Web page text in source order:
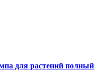
для растений полный